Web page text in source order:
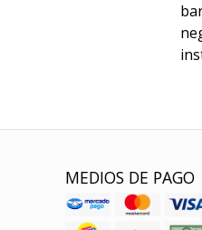
MEDIOS DE PAGO